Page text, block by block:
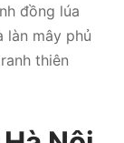
đồng lúa
làn mây phủ
thiên